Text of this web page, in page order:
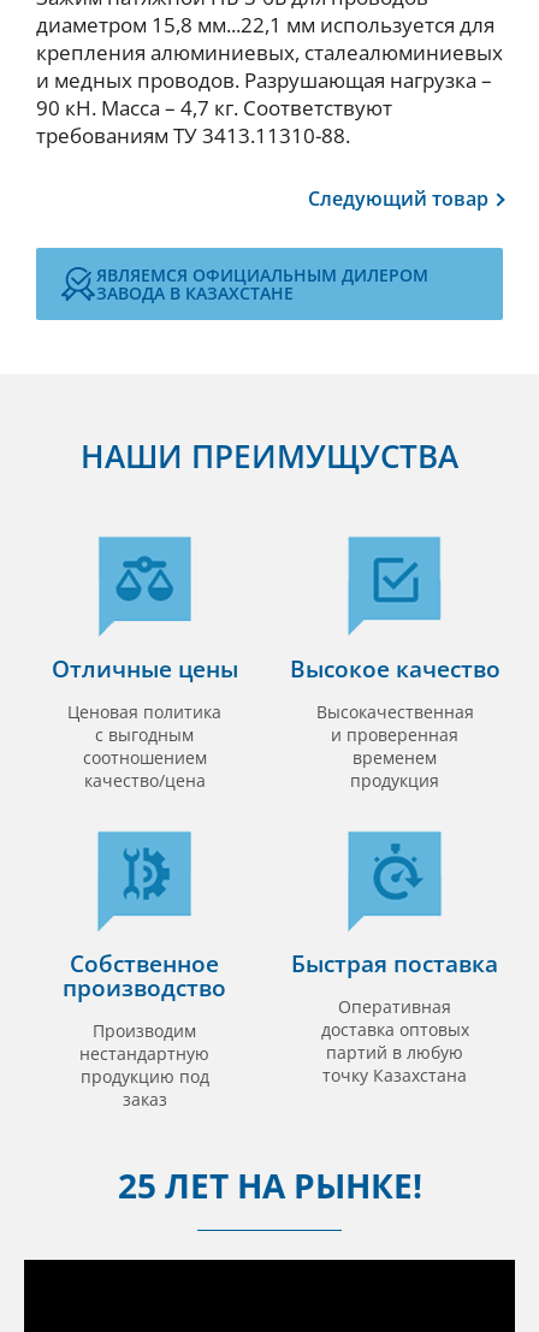
диаметром 15,8 мм...22,1 мм используется для
крепления алюминиевых, сталеалюминиевых
и медных проводов. Разрушающая нагрузка –
90 кН. Масса – 4,7 кг. Соответствуют
требованиям ТУ 3413.11310-88.
Следующий товар
ЯВЛЯЕМСЯ ОФИЦИАЛЬНЫМ ДИЛЕРОМ
ЗАВОДА В КАЗАХСТАНЕ
НАШИ ПРЕИМУЩУСТВА
Отличные цены
Ценовая политика
с выгодным
соотношением
качество/цена
Высокое качество
Высокачественная
и проверенная
временем
продукция
Собственное
производство
Производим
нестандартную
продукцию под
заказ
Быстрая поставка
Оперативная
доставка оптовых
партий в любую
точку Казахстана
25 ЛЕТ НА РЫНКЕ!